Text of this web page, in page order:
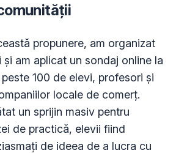
propunere, am organizat
am aplicat un sondaj online la
100 de elevi, profesori și
locale de comerț.
un sprijin masiv pentru
de practică, elevii fiind
de ideea de a lucra cu